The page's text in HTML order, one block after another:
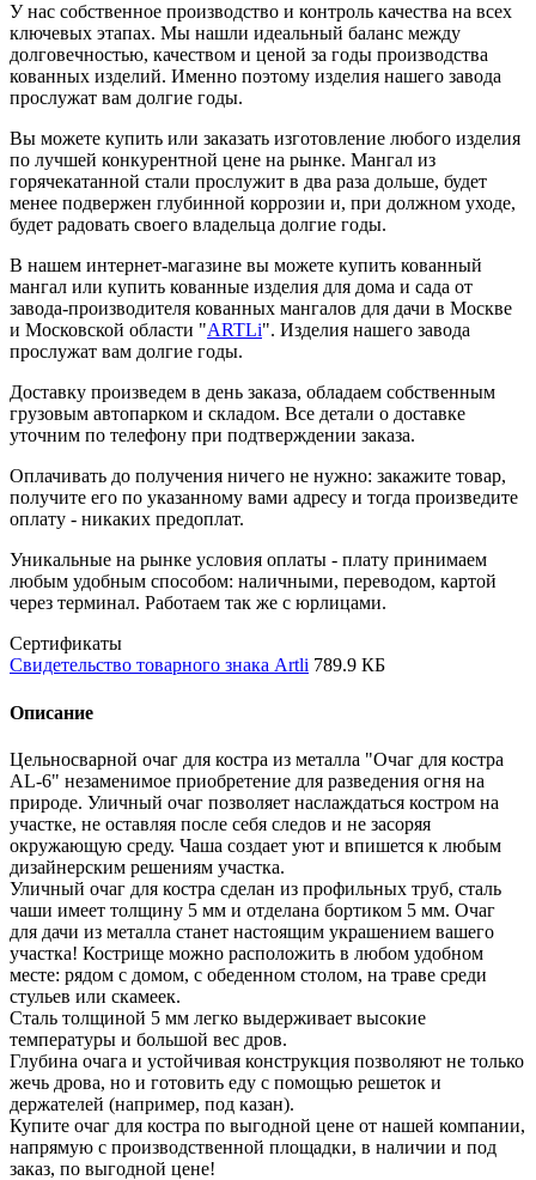
У нас собственное производство и контроль качества на всех
ключевых этапах. Мы нашли идеальный баланс между
долговечностью, качеством и ценой за годы производства
кованных изделий. Именно поэтому изделия нашего завода
прослужат вам долгие годы.
Вы можете купить или заказать изготовление любого изделия
по лучшей конкурентной цене на рынке. Мангал из
горячекатанной стали прослужит в два раза дольше, будет
менее подвержен глубинной коррозии и, при должном уходе,
будет радовать своего владельца долгие годы.
В нашем интернет-магазине вы можете купить кованный
мангал или купить кованные изделия для дома и сада от
завода-производителя кованных мангалов для дачи в Москве
и Московской области "ARTLi". Изделия нашего завода
прослужат вам долгие годы.
Доставку произведем в день заказа, обладаем собственным
грузовым автопарком и складом. Все детали о доставке
уточним по телефону при подтверждении заказа.
Оплачивать до получения ничего не нужно: закажите товар,
получите его по указанному вами адресу и тогда произведите
оплату - никаких предоплат.
Уникальные на рынке условия оплаты - плату принимаем
любым удобным способом: наличными, переводом, картой
через терминал. Работаем так же с юрлицами.
Сертификаты
Свидетельство товарного знака Artli 789.9 КБ
Описание
Цельносварной очаг для костра из металла "Очаг для костра
AL-6" незаменимое приобретение для разведения огня на
природе. Уличный очаг позволяет наслаждаться костром на
участке, не оставляя после себя следов и не засоряя
окружающую среду. Чаша создает уют и впишется к любым
дизайнерским решениям участка.
Уличный очаг для костра сделан из профильных труб, сталь
чаши имеет толщину 5 мм и отделана бортиком 5 мм. Очаг
для дачи из металла станет настоящим украшением вашего
участка! Кострище можно расположить в любом удобном
месте: рядом с домом, с обеденном столом, на траве среди
стульев или скамеек.
Сталь толщиной 5 мм легко выдерживает высокие
температуры и большой вес дров.
Глубина очага и устойчивая конструкция позволяют не только
жечь дрова, но и готовить еду с помощью решеток и
держателей (например, под казан).
Купите очаг для костра по выгодной цене от нашей компании,
напрямую с производственной площадки, в наличии и под
заказ, по выгодной цене!